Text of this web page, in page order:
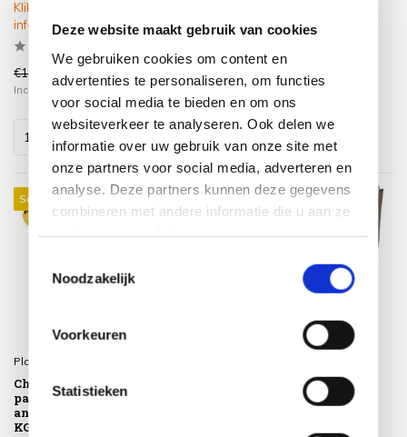
Deze website maakt gebruik van cookies
We gebruiken cookies om content en
advertenties te personaliseren, om functies
voor social media te bieden en om ons
websiteverkeer te analyseren. Ook delen we
informatie over uw gebruik van onze site met
onze partners voor social media, adverteren en
analyse. Deze partners kunnen deze gegevens
combineren met andere informatie die u aan ze
Noodzakelijk
Voorkeuren
Statistieken
Klik op het product voor meer
informatie
€1.193,00 €899,00
Incl. btw
€519,00
Incl. btw
Sale 14%
Platinum
Challenger T2 premium
parasol 300x300 cm
antraciet lush green met 90
KG voet en hoes
Sale 10%
Challenger T2 glow
premium parasol 300x300